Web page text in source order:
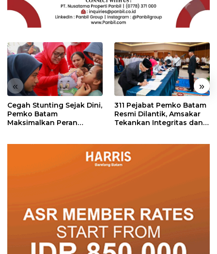
« »
Cegah Stunting Sejak Dini,
Pemko Batam
Maksimalkan Peran
311 Pejabat Pemko Batam
Resmi Dilantik, Amsakar
Tekankan Integritas dan